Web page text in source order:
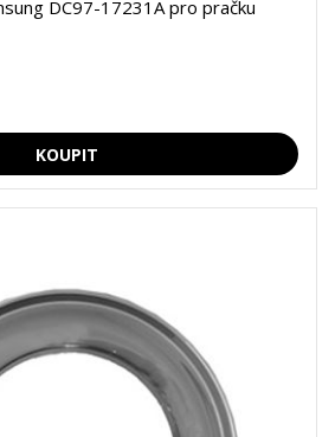
DC97-17231A pro pračku